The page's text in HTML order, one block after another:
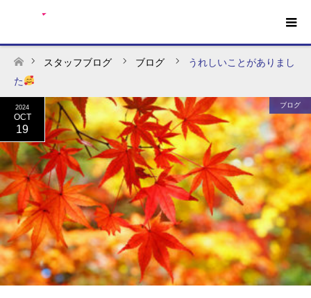
ホーム
スタッフブログ ブログ
うれしいことがありまし
た
2024
OCT
19
ブログ